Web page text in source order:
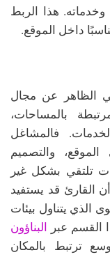
هذا الربط
داخل الموقع.
الظاهر عن مجال
بالمساحات،
فالمشاغل
والتصميم
تلتقي بشكل غير
القارئ قد يستفيد
الذي يتناول بيئات
القسم عبر البناؤون
ترتبط بالمكان